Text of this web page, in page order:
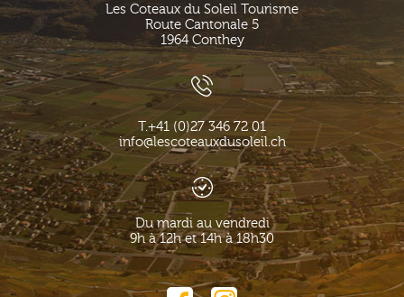
Les Coteaux du Soleil Tourisme
Route Cantonale 5
1964 Conthey
T.+41 (0)27 346 72 01
info@lescoteauxdusoleil.ch
Du mardi au vendredi
9h à 12h et 14h à 18h30